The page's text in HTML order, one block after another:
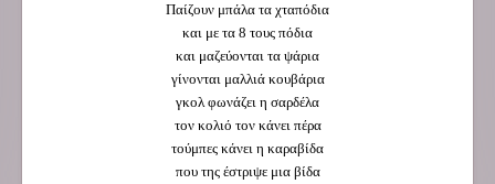
Παίζουν μπάλα τα χταπόδια
και με τα 8 τους πόδια
και μαζεύονται τα ψάρια
γίνονται μαλλιά κουβάρια
γκολ φωνάζει η σαρδέλα
τον κολιό τον κάνει πέρα
τούμπες κάνει η καραβίδα
που της έστριψε μια βίδα